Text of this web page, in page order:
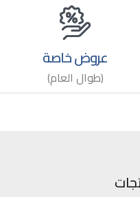
عروض خاصة
(طوال العام)